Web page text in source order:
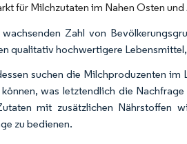
für Milchzutaten im Nahen Osten
Zahl von
qualitativ hochwertigere
suchen die Milchproduzenten
was letztendlich die
mit zusätzlichen Nährstoffen
zu bedienen.